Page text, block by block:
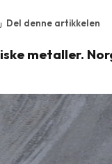
Del denne artikkelen
metaller.